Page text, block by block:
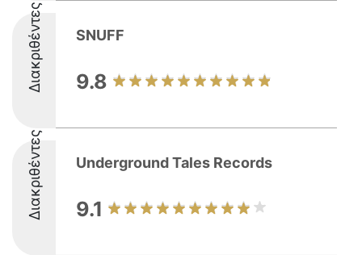
Διακριθέντες SNUFF
9.8
Διακριθέντες Underground Tales Records
9.1